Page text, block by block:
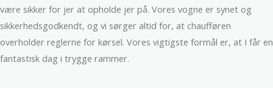
være sikker for jer at opholde jer på. Vores vogne er synet og
sikkerhedsgodkendt, og vi sørger altid for, at chaufføren
overholder reglerne for kørsel. Vores vigtigste formål er, at I får en
fantastisk dag i trygge rammer.